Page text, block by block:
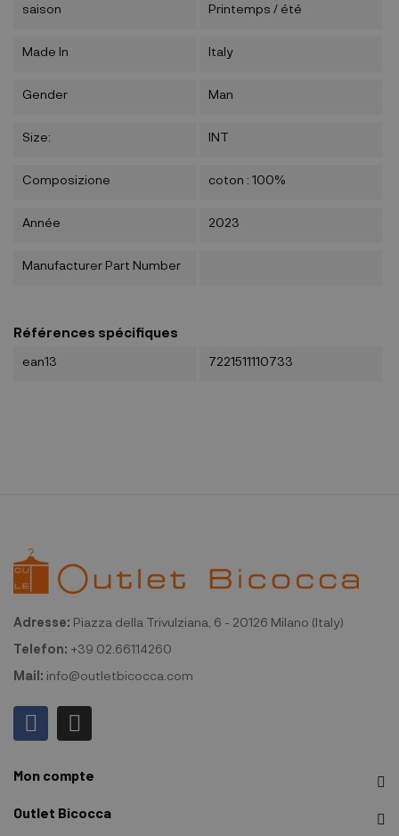
saison Printemps / été
Made In Italy
Gender Man
Size: INT
Composizione coton : 100%
Année 2023
Manufacturer Part Number
Références spécifiques
ean13 7221511110733
Adresse: Piazza della Trivulziana, 6 - 20126 Milano (Italy)
Telefon: +39 02.66114260
Mail: info@outletbicocca.com
Mon compte
Outlet Bicocca